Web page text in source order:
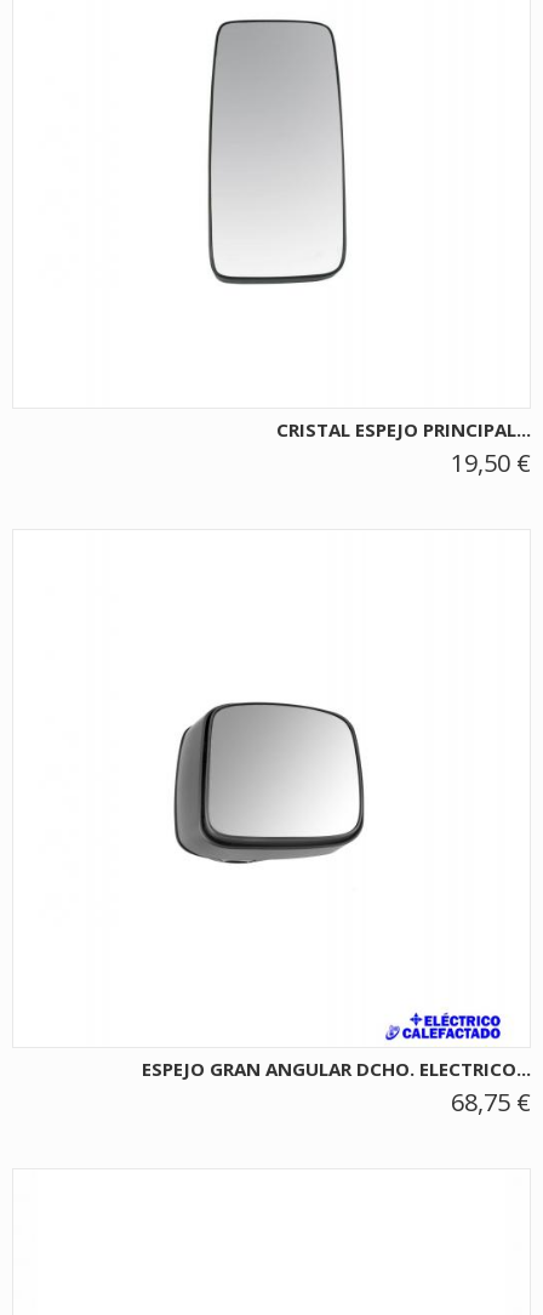
CRISTAL ESPEJO PRINCIPAL...
19,50 €
ESPEJO GRAN ANGULAR DCHO. ELECTRICO...
68,75 €